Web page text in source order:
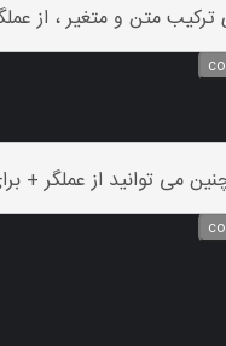
ترکیب متن و متغیر ، از
می توانید از عملگر +